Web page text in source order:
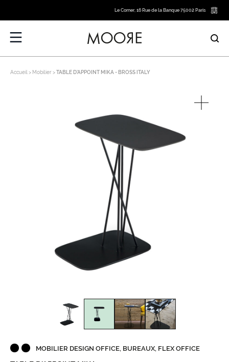
Le Corner, 16 Rue de la Banque 75002 Paris
Accueil Mobilier TABLE D’APPOINT MIKA - BROSS ITALY
MOBILIER DESIGN OFFICE, BUREAUX, FLEX OFFICE